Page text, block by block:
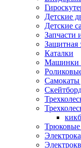
Детские
Детские
Запчасти
Защитная
Каталки
Машинки
Самокаты
Трюковые